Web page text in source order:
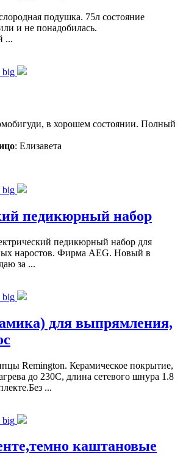
подушка. 75л состояние
и не понадобилась.
...
в хорошем состоянии. Полный
: Елизавета
педикюрный набор
педикюрный набор для
наростов. Фирма AEG. Новый в
за ...
для выпрямления,
Remington. Керамическое покрытие,
до 230С, длина сетевого шнура 1.8
...
каштановые